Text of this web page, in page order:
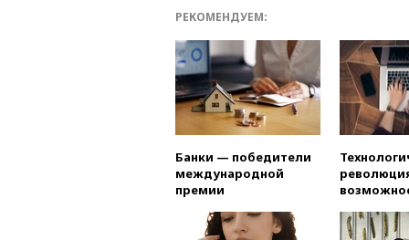
РЕКОМЕНДУЕМ:
Банки — победители
международной
премии